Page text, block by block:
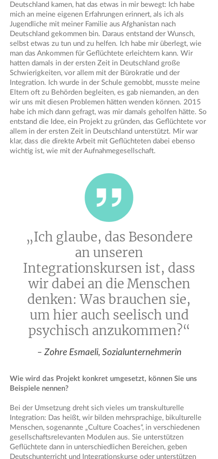
Deutschland kamen, hat das etwas in mir bewegt: Ich habe
mich an meine eigenen Erfahrungen erinnert, als ich als
Jugendliche mit meiner Familie aus Afghanistan nach
Deutschland gekommen bin. Daraus entstand der Wunsch,
selbst etwas zu tun und zu helfen. Ich habe mir überlegt, wie
man das Ankommen für Geflüchtete erleichtern kann. Wir
hatten damals in der ersten Zeit in Deutschland große
Schwierigkeiten, vor allem mit der Bürokratie und der
Integration. Ich wurde in der Schule gemobbt, musste meine
Eltern oft zu Behörden begleiten, es gab niemanden, an den
wir uns mit diesen Problemen hätten wenden können. 2015
habe ich mich dann gefragt, was mir damals geholfen hätte. So
entstand die Idee, ein Projekt zu gründen, das Geflüchtete vor
allem in der ersten Zeit in Deutschland unterstützt. Mir war
klar, dass die direkte Arbeit mit Geflüchteten dabei ebenso
wichtig ist, wie mit der Aufnahmegesellschaft.
„Ich glaube, das Besondere
an unseren
Integrationskursen ist, dass
wir dabei an die Menschen
denken: Was brauchen sie,
um hier auch seelisch und
psychisch anzukommen?“
– Zohre Esmaeli, Sozialunternehmerin
Wie wird das Projekt konkret umgesetzt, können Sie uns
Beispiele nennen?
Bei der Umsetzung dreht sich vieles um transkulturelle
Integration: Das heißt, wir bilden mehrsprachige, bikulturelle
Menschen, sogenannte „Culture Coaches“, in verschiedenen
gesellschaftsrelevanten Modulen aus. Sie unterstützen
Geflüchtete dann in unterschiedlichen Bereichen, geben
Deutschunterricht und Integrationskurse oder unterstützen